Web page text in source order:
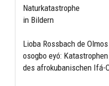
Naturkatastrophe
in Bildern
Lioba Rossbach de Olmos
osogbo eyó:
des afrokubanischen Ifá-